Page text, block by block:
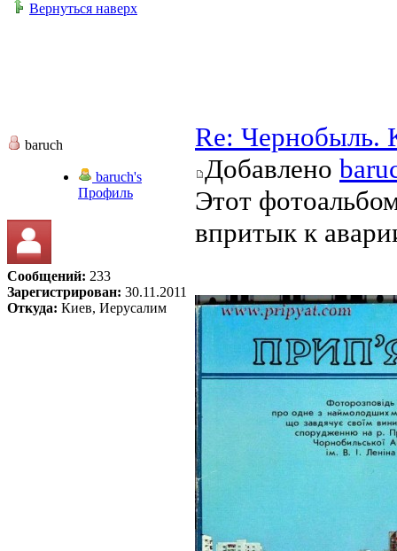
Вернуться наверх
baruch
baruch's
Профиль
Сообщений: 233
Зарегистрирован: 30.11.2011
Откуда: Киев, Иерусалим
Re: Чернобыль.
Добавлено
Этот
впритык к